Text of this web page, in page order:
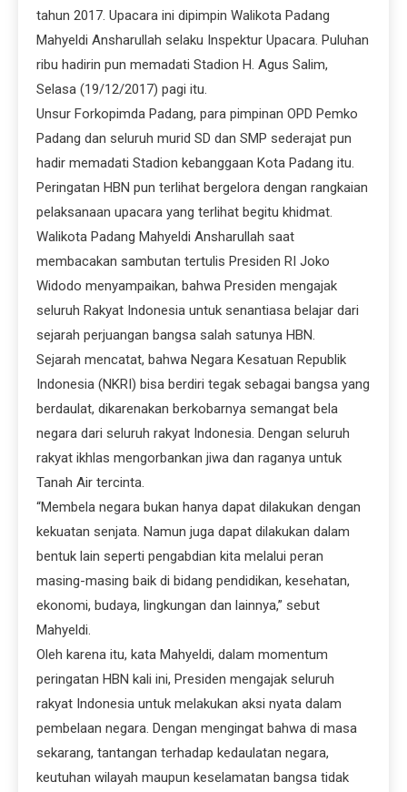
tahun 2017. Upacara ini dipimpin Walikota Padang
Mahyeldi Ansharullah selaku Inspektur Upacara. Puluhan
ribu hadirin pun memadati Stadion H. Agus Salim,
Selasa (19/12/2017) pagi itu.
Unsur Forkopimda Padang, para pimpinan OPD Pemko
Padang dan seluruh murid SD dan SMP sederajat pun
hadir memadati Stadion kebanggaan Kota Padang itu.
Peringatan HBN pun terlihat bergelora dengan rangkaian
pelaksanaan upacara yang terlihat begitu khidmat.
Walikota Padang Mahyeldi Ansharullah saat
membacakan sambutan tertulis Presiden RI Joko
Widodo menyampaikan, bahwa Presiden mengajak
seluruh Rakyat Indonesia untuk senantiasa belajar dari
sejarah perjuangan bangsa salah satunya HBN.
Sejarah mencatat, bahwa Negara Kesatuan Republik
Indonesia (NKRI) bisa berdiri tegak sebagai bangsa yang
berdaulat, dikarenakan berkobarnya semangat bela
negara dari seluruh rakyat Indonesia. Dengan seluruh
rakyat ikhlas mengorbankan jiwa dan raganya untuk
Tanah Air tercinta.
“Membela negara bukan hanya dapat dilakukan dengan
kekuatan senjata. Namun juga dapat dilakukan dalam
bentuk lain seperti pengabdian kita melalui peran
masing-masing baik di bidang pendidikan, kesehatan,
ekonomi, budaya, lingkungan dan lainnya,” sebut
Mahyeldi.
Oleh karena itu, kata Mahyeldi, dalam momentum
peringatan HBN kali ini, Presiden mengajak seluruh
rakyat Indonesia untuk melakukan aksi nyata dalam
pembelaan negara. Dengan mengingat bahwa di masa
sekarang, tantangan terhadap kedaulatan negara,
keutuhan wilayah maupun keselamatan bangsa tidak